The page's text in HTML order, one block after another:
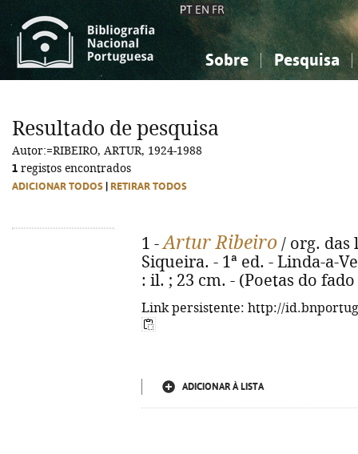
PT EN FR
Sobre Pesquisa
Ciências sociais...
Ciências sociais...
Resultado de pesquisa
Autor:=RIBEIRO, ARTUR, 1924-1988
1 registos encontrados
ADICIONAR TODOS RETIRAR TODOS
1 -Artur Ribeiro / org. das
Siqueira. - 1ª ed. - Linda-a-
: il. ; 23 cm. - (Poetas do fado
Link persistente: http://
ADICIONAR À LISTA